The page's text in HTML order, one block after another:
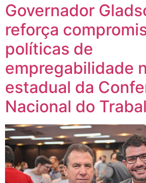
Governador
reforça
políticas de
empregabilidade
estadual da
Nacional do